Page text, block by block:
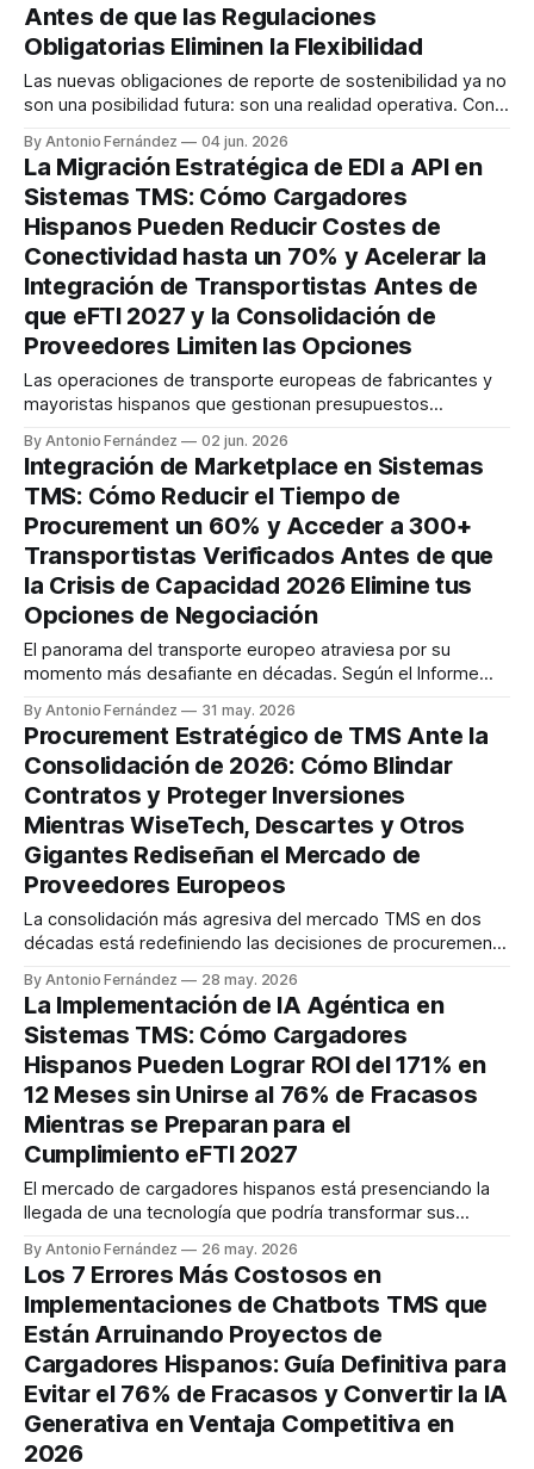
Antes de que las Regulaciones
Obligatorias Eliminen la Flexibilidad
Las nuevas obligaciones de reporte de sostenibilidad ya no
son una posibilidad futura: son una realidad operativa. Con
mitad de 2026 y los estándares simplificados que entrarán
en vigor para los reportes del año fiscal 2027, los
cargadores hispanos enfrentan
By Antonio Fernández 04 jun. 2026
La Migración Estratégica de EDI a API en
Sistemas TMS: Cómo Cargadores
Hispanos Pueden Reducir Costes de
Conectividad hasta un 70% y Acelerar la
Integración de Transportistas Antes de
que eFTI 2027 y la Consolidación de
Proveedores Limiten las Opciones
Las operaciones de transporte europeas de fabricantes y
mayoristas hispanos que gestionan presupuestos
convergencia sin precedentes: desde el 9 de julio de 2027,
el Reglamento eFTI se aplicará en su totalidad, mientras
que los transportistas de toda Europa ya están invirtiendo
en plataformas
By Antonio Fernández 02 jun. 2026
Integración de Marketplace en Sistemas
TMS: Cómo Reducir el Tiempo de
Procurement un 60% y Acceder a 300+
Transportistas Verificados Antes de que
la Crisis de Capacidad 2026 Elimine tus
Opciones de Negociación
El panorama del transporte europeo atraviesa por su
momento más desafiante en décadas. Según el Informe
puestos de conductor de camión sin cubrir en toda Europa
se disparó de 233,000 en 2023 a más de 426,000 en
By Antonio Fernández 31 may. 2026
Procurement Estratégico de TMS Ante la
Consolidación de 2026: Cómo Blindar
Contratos y Proteger Inversiones
Mientras WiseTech, Descartes y Otros
Gigantes Rediseñan el Mercado de
Proveedores Europeos
La consolidación más agresiva del mercado TMS en dos
décadas está redefiniendo las decisiones de procurement
momento. La adquisición de E2open por WiseTech por
2,100 millones de dólares en 2025 y la compra de 3GTMS
por Descartes por 115 millones de dólares
By Antonio Fernández 28 may. 2026
La Implementación de IA Agéntica en
Sistemas TMS: Cómo Cargadores
Hispanos Pueden Lograr ROI del 171% en
12 Meses sin Unirse al 76% de Fracasos
Mientras se Preparan para el
Cumplimiento eFTI 2027
El mercado de cargadores hispanos está presenciando la
llegada de una tecnología que podría transformar sus
dolor de cabeza millonario. Las empresas que han
implementado correctamente la IA agéntica reportan un
retorno promedio del 171%, con empresas
estadounidenses alcanzando el 192%, pero
By Antonio Fernández 26 may. 2026
Los 7 Errores Más Costosos en
Implementaciones de Chatbots TMS que
Están Arruinando Proyectos de
Cargadores Hispanos: Guía Definitiva para
Evitar el 76% de Fracasos y Convertir la IA
Generativa en Ventaja Competitiva en
2026